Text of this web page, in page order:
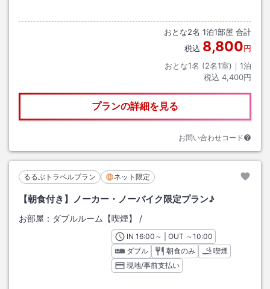
おとな2名 1泊1部屋 合計
税込 8,800円
おとな1名 (2名1室)｜ 1泊
税込 4,400円
プランの詳細を見る
お問い合わせコード
るるぶトラベルプラン ネット限定
【朝食付き】ノーカー・ノーバイク限定プラン♪
お部屋： ダブルルーム【喫煙】 /
INチェックイン
16:00 ～ | OUT チェックアウト
～10:00
ダブル
朝食のみ
喫煙
現地/事前支払い